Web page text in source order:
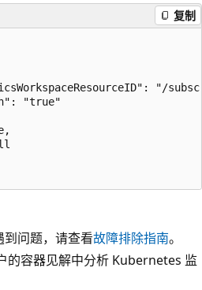
复制
"/
"true"
问题，请查看故障排除指南。
的容器见解中分析 Kubernetes 监